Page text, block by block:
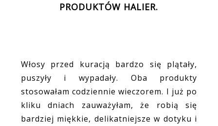
PRODUKTÓW HALIER.
Włosy przed kuracją bardzo się plątały,
puszyły i wypadały. Oba produkty
stosowałam codziennie wieczorem. I już po
kliku dniach zauważyłam, że robią się
bardziej miękkie, delikatniejsze w dotyku i